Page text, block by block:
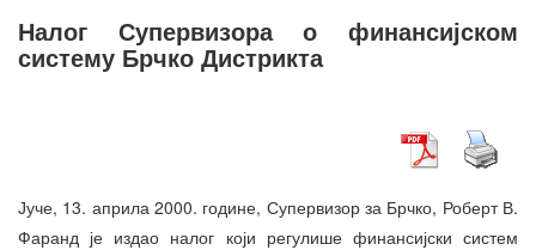
Налог Супервизора о финансијском
систему Брчко Дистрикта
Јуче, 13. априла 2000. године, Супервизор за Брчко, Роберт В.
Фаранд је издао налог који регулише финансијски систем